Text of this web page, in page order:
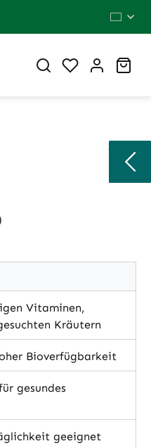
Du hast 0
Vitaminen,
Kräutern
Bioverfügbarkeit
gesundes
geeignet